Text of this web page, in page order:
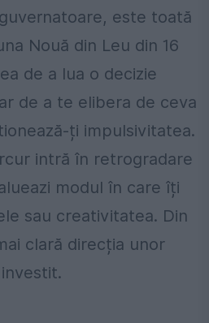
este toată
Nouă din Leu din 16
de a lua o decizie
de a te elibera de ceva
ți impulsivitatea.
intră în retrogradare
modul în care îți
sau creativitatea. Din
clară direcția unor